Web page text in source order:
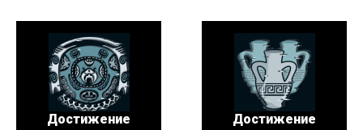
Достижение
Достижение